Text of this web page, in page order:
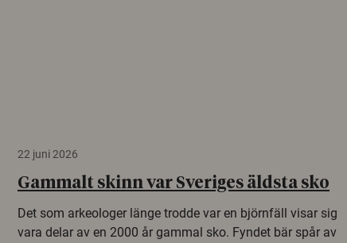
22 juni 2026
Gammalt skinn var Sveriges äldsta sko
Det som arkeologer länge trodde var en björnfäll visar sig
vara delar av en 2000 år gammal sko. Fyndet bär spår av